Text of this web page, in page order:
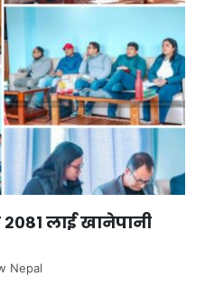
लाई खानेपानी
Nepal